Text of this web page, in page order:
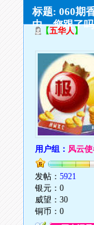
标题: 060期
中，您跟了吗
【五华人 】
用户组： 风云
发帖：5921
银元：0
威望：30
铜币：0